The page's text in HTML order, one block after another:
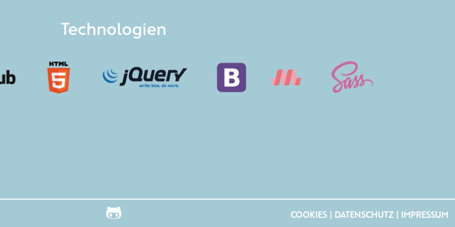
Technologien
COOKIES| DATENSCHUTZ| IMPRESSUM
an